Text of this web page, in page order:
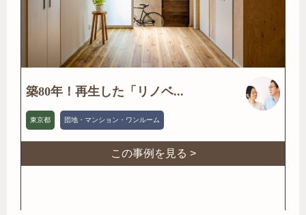
築80年！再生した「リノベ...
東京都 団地・マンション・ワンルーム
この事例を見る >